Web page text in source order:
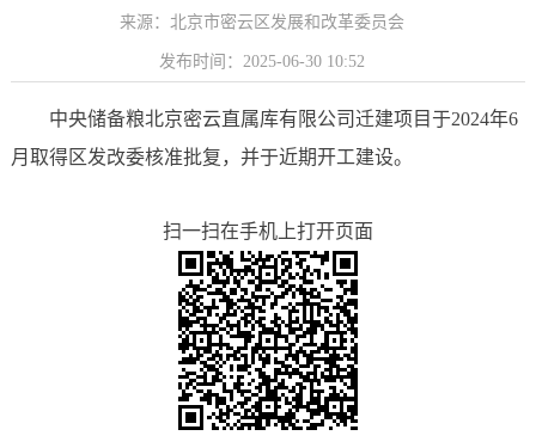
来源：北京市密云区发展和改革委员会
发布时间：2025-06-30 10:52
中央储备粮北京密云直属库有限公司迁建项目于2024年6
月取得区发改委核准批复，并于近期开工建设。
扫一扫在手机上打开页面